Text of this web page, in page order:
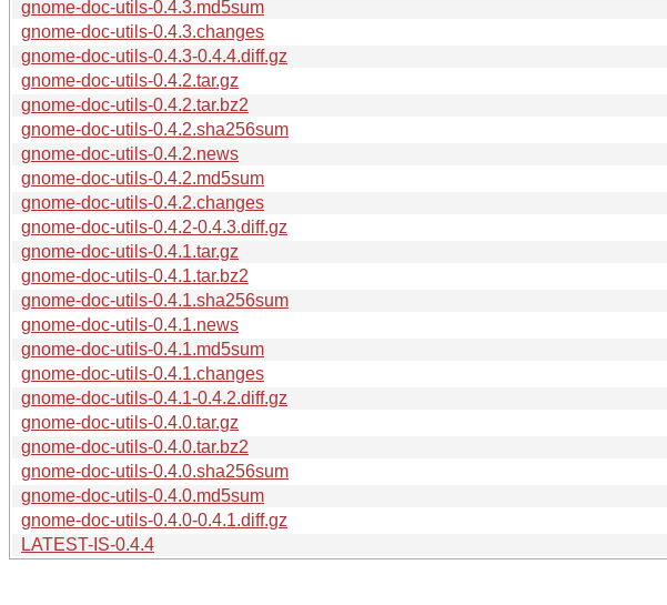
gnome-doc-utils-0.4.3.md5sum
gnome-doc-utils-0.4.3.changes
gnome-doc-utils-0.4.3-0.4.4.diff.gz
gnome-doc-utils-0.4.2.tar.gz
gnome-doc-utils-0.4.2.tar.bz2
gnome-doc-utils-0.4.2.sha256sum
gnome-doc-utils-0.4.2.news
gnome-doc-utils-0.4.2.md5sum
gnome-doc-utils-0.4.2.changes
gnome-doc-utils-0.4.2-0.4.3.diff.gz
gnome-doc-utils-0.4.1.tar.gz
gnome-doc-utils-0.4.1.tar.bz2
gnome-doc-utils-0.4.1.sha256sum
gnome-doc-utils-0.4.1.news
gnome-doc-utils-0.4.1.md5sum
gnome-doc-utils-0.4.1.changes
gnome-doc-utils-0.4.1-0.4.2.diff.gz
gnome-doc-utils-0.4.0.tar.gz
gnome-doc-utils-0.4.0.tar.bz2
gnome-doc-utils-0.4.0.sha256sum
gnome-doc-utils-0.4.0.md5sum
gnome-doc-utils-0.4.0-0.4.1.diff.gz
LATEST-IS-0.4.4